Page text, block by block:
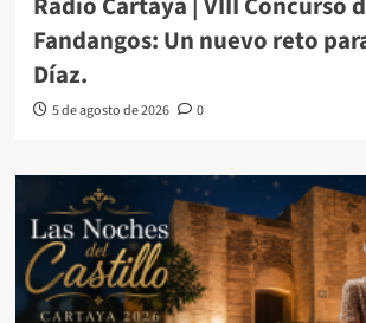
Fandangos: Un nuevo reto
Díaz.
5 de agosto de 2026 0